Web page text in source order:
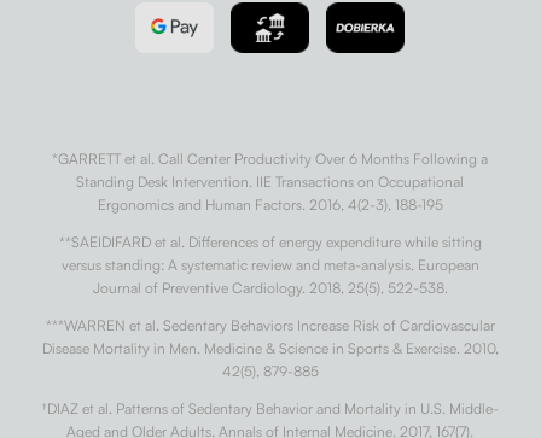
*GARRETT et al. Call Center Productivity Over 6 Months Following a
Standing Desk Intervention. IIE Transactions on Occupational
Ergonomics and Human Factors. 2016, 4(2-3), 188-195
**SAEIDIFARD et al. Differences of energy expenditure while sitting
versus standing: A systematic review and meta-analysis. European
Journal of Preventive Cardiology. 2018, 25(5), 522-538.
***WARREN et al. Sedentary Behaviors Increase Risk of Cardiovascular
Disease Mortality in Men. Medicine & Science in Sports & Exercise. 2010,
42(5), 879-885
†DIAZ et al. Patterns of Sedentary Behavior and Mortality in U.S. Middle-
Aged and Older Adults. Annals of Internal Medicine. 2017, 167(7).